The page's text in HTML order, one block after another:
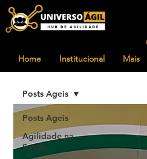
Home Institucional Mais
Posts Ageis
Agilidade na
Saude
Posts Ageis